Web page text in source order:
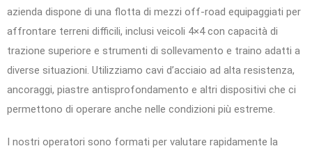
azienda dispone di una flotta di mezzi off-road equipaggiati per
affrontare terreni difficili, inclusi veicoli 4×4 con capacità di
trazione superiore e strumenti di sollevamento e traino adatti a
diverse situazioni. Utilizziamo cavi d’acciaio ad alta resistenza,
ancoraggi, piastre antisprofondamento e altri dispositivi che ci
permettono di operare anche nelle condizioni più estreme.
I nostri operatori sono formati per valutare rapidamente la